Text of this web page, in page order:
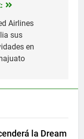
Airlines
sus
en
la Dream